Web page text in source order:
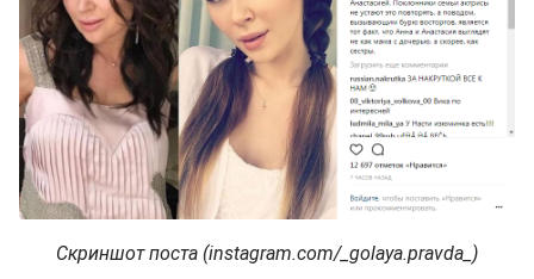
Скриншот поста (instagram.com/_golaya.pravda_)